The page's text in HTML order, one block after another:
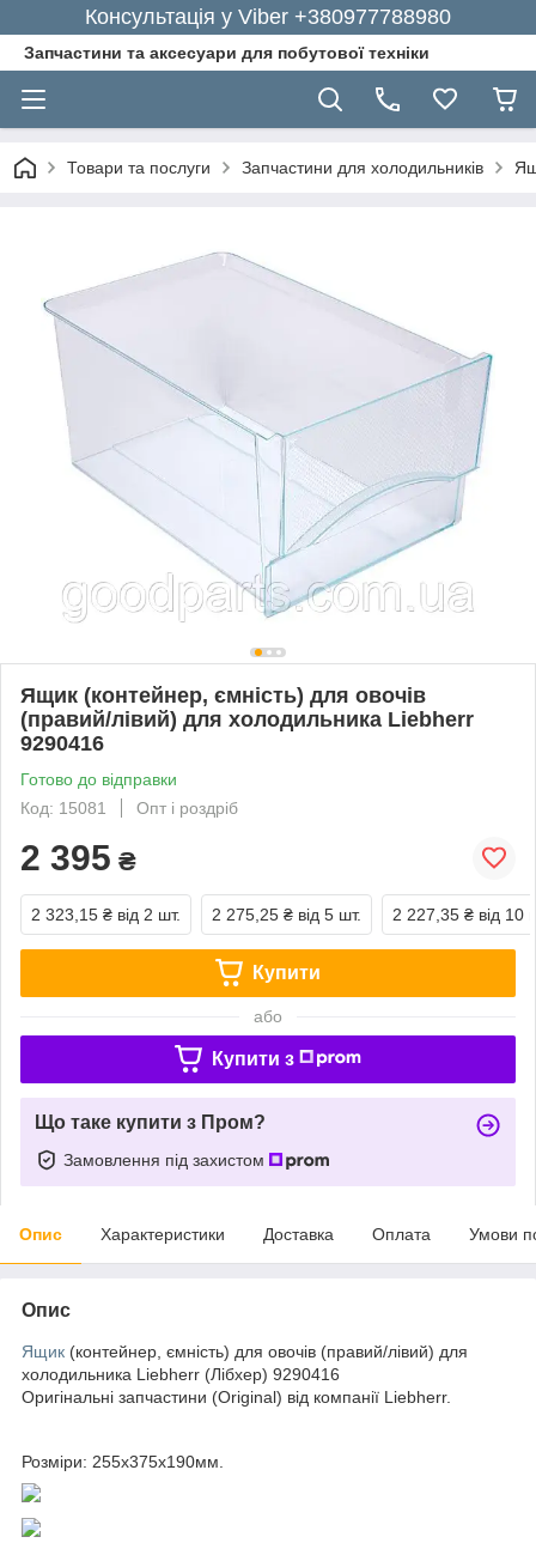
Консультація у Viber +380977788980
Запчастини та аксесуари для побутової техніки
Товари та послуги Запчастини для холодильників
Ящик (контейнер, ємність) для овочів
(правий/лівий) для холодильника Liebherr
9290416
Готово до відправки
Код: 15081
Опт і роздріб
2 395 ₴
2 323,15 ₴ від 2 шт. 2 275,25 ₴ від 5 шт. 2 227,35 ₴ від 10
Купити
або
Купити з
Що таке купити з Пром?
Замовлення під захистом
Опис Характеристики Доставка Оплата Умови
Опис
Ящик (контейнер, ємність) для овочів (правий/лівий) для
холодильника Liebherr (Лібхер) 9290416
Оригінальні запчастини (Original) від компанії Liebherr.
Розміри: 255x375x190мм.